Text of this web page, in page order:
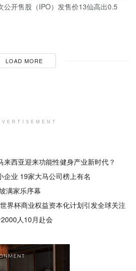
公开售股（IPO）发售价13仙高出0.5
LOAD MORE
来西亚迎来功能性健身产业新时代？
企业 19家大马公司榜上有名
满家乐序幕
界杯商业权益资本化计划引发全球关注
人10月赴会